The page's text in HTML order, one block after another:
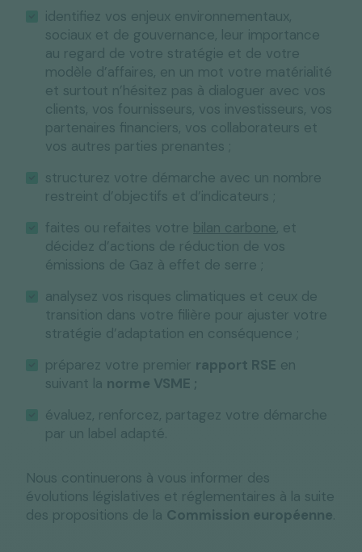
identifiez vos enjeux environnementaux,
sociaux et de gouvernance, leur importance
au regard de votre stratégie et de votre
modèle d’affaires, en un mot votre matérialité
et surtout n’hésitez pas à dialoguer avec vos
clients, vos fournisseurs, vos investisseurs, vos
partenaires financiers, vos collaborateurs et
vos autres parties prenantes ;
structurez votre démarche avec un nombre
restreint d’objectifs et d’indicateurs ;
faites ou refaites votre bilan carbone, et
décidez d’actions de réduction de vos
émissions de Gaz à effet de serre ;
analysez vos risques climatiques et ceux de
transition dans votre filière pour ajuster votre
stratégie d’adaptation en conséquence ;
préparez votre premier rapport RSE en
suivant la norme VSME ;
évaluez, renforcez, partagez votre démarche
par un label adapté.
Nous continuerons à vous informer des
évolutions législatives et réglementaires à la suite
des propositions de la Commission européenne